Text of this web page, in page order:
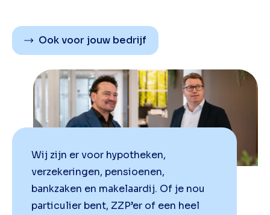
Ook voor jouw bedrijf
Wij zijn er voor hypotheken,
verzekeringen, pensioenen,
bankzaken en makelaardij. Of je nou
particulier bent, ZZP’er of een heel